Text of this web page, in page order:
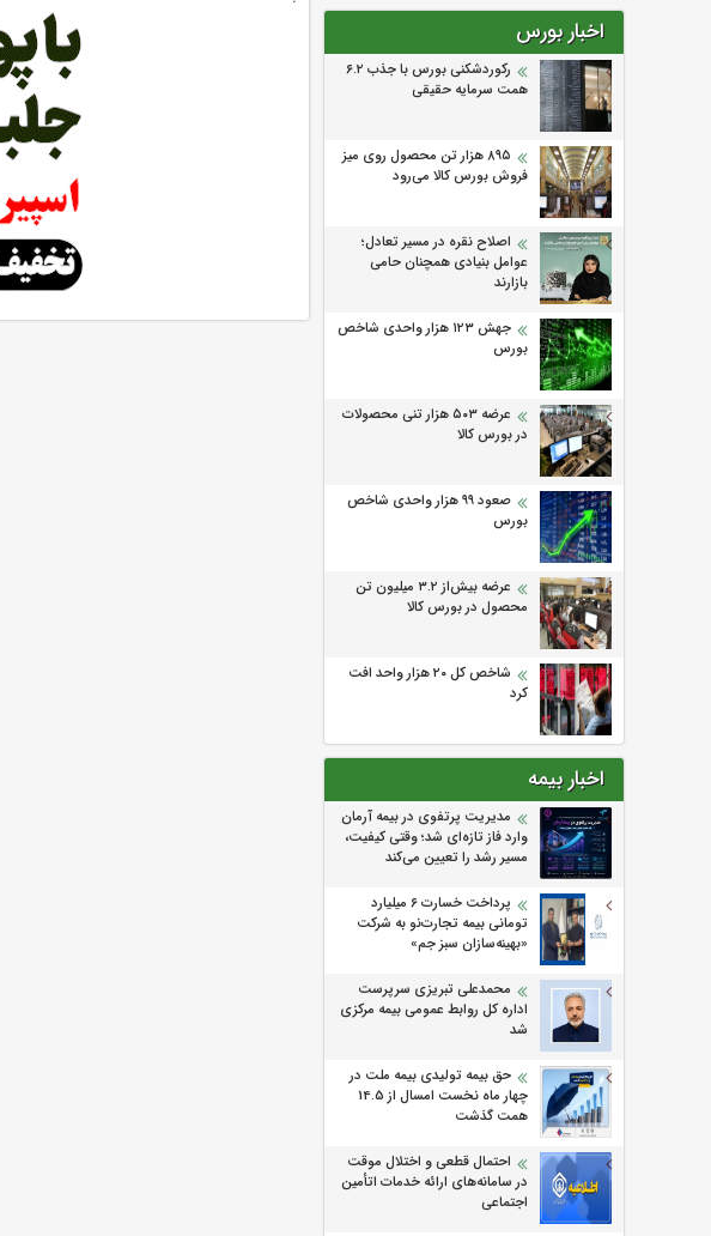
اخبار بورس
رکوردشکنی بورس با جذب ۶.۲
همت سرمایه حقیقی
۸۹۵ هزار تن محصول روی میز
فروش بورس کالا می‌‌رود
اصلاح نقره در مسیر تعادل؛
عوامل بنیادی همچنان حامی
بازارند
جهش ۱۲۳ هزار واحدی شاخص
بورس
عرضه ۵۰۳ هزار تنی محصولات
در بورس کالا
صعود ۹۹ هزار واحدی شاخص
بورس
عرضه بیش‌از ۳.۲ میلیون تن
محصول در بورس کالا
شاخص کل ۲۰ هزار واحد افت
کرد
اخبار بیمه
مدیریت پرتفوی در بیمه آرمان
وارد فاز تازه‌ای شد؛ وقتی کیفیت،
مسیر رشد را تعیین می‌کند
پرداخت خسارت ۶ میلیارد
تومانی بیمه تجارت‌نو به شرکت
«بهینه‌سازان سبز جم»
محمدعلی تبریزی سرپرست
اداره كل روابط عمومی بیمه مركزی
شد
حق بیمه تولیدی بیمه ملت در
چهار ماه نخست امسال از 14.5
همت گذشت
احتمال قطعی و اختلال موقت
در سامانه‌های ارائه خدمات اتأمین
اجتماعی